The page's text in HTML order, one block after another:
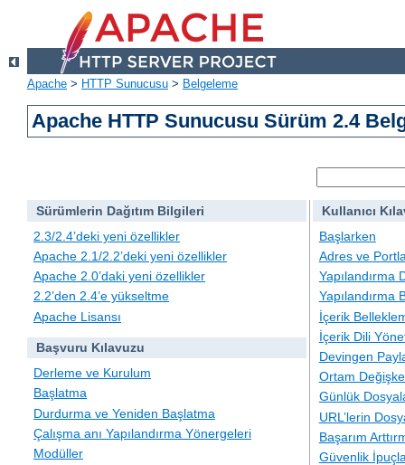
Apache > HTTP Sunucusu > Belgeleme
Apache HTTP Sunucusu Sürüm 2.4
Sürümlerin Dağıtım Bilgileri
2.3/2.4’deki yeni özellikler
Apache 2.1/2.2’deki yeni özellikler
Apache 2.0’daki yeni özellikler
2.2’den 2.4’e yükseltme
Apache Lisansı
Başvuru Kılavuzu
Derleme ve Kurulum
Başlatma
Durdurma ve Yeniden Başlatma
Çalışma anı Yapılandırma Yönergeleri
Modüller
Kullanıcı
Başlarken
Adres ve
Yapılandırma
Yapılandırma
İçerik
İçerik Dili
Devingen
Ortam
Günlük
URL’lerin
Başarım
Güvenlik